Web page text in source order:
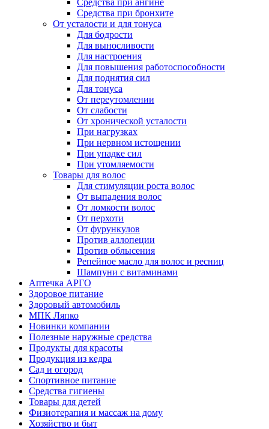
Средства при ангине
Средства при бронхите
От усталости и для тонуса
Для бодрости
Для выносливости
Для настроения
Для повышения работоспособности
Для поднятия сил
Для тонуса
От переутомлении
От слабости
От хронической усталости
При нагрузках
При нервном истощении
При упадке сил
При утомляемости
Товары для волос
Для стимуляции роста волос
От выпадения волос
От ломкости волос
От перхоти
От фурункулов
Против аллопеции
Против облысения
Репейное масло для волос и ресниц
Шампуни с витаминами
Аптечка АРГО
Здоровое питание
Здоровый автомобиль
МПК Ляпко
Новинки компании
Полезные наружные средства
Продукты для красоты
Продукция из кедра
Сад и огород
Спортивное питание
Средства гигиены
Товары для детей
Физиотерапия и массаж на дому
Хозяйство и быт